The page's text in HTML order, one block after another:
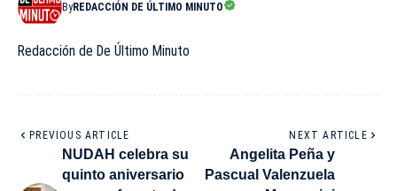
ByREDACCIÓN DE ÚLTIMO MINUTO
Redacción de De Último Minuto
PREVIOUS ARTICLE
NUDAH celebra su
quinto aniversario
NEXT ARTICLE
Angelita Peña y
Pascual Valenzuela